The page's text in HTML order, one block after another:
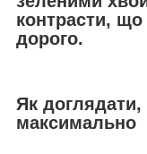
контрасти,
дорого.
Як
максимально